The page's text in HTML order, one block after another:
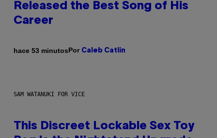
Released the Best Song of His
Career
hace 53 minutosPor Caleb Catlin
SAM WATANUKI FOR VICE
This Discreet Lockable Sex Toy